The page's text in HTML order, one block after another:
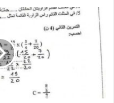
فرض
مراقبة
عـــ
ــــــدد
مــثـــال
عـــــــ
ـــــدد